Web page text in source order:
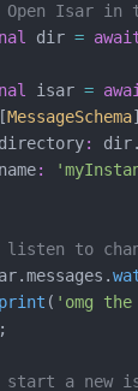
Isar in
dir =
isar =
MessageSchema
:
:
to
print ( 'omg the
a new